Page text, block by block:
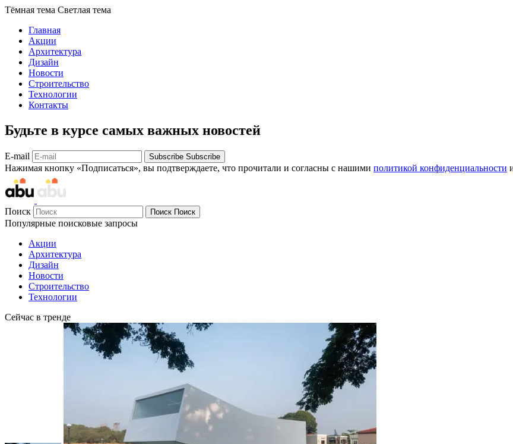
Тёмная тема Светлая тема
Главная
Акции
Архитектура
Дизайн
Новости
Строительство
Технологии
Контакты
Будьте в курсе самых важных новостей
E-mail Subscribe Subscribe
Нажимая кнопку «Подписаться», вы подтверждаете, что прочитали и согласны с нашими политикой конфиденциальности
Поиск Поиск Поиск
Популярные поисковые запросы
Акции
Архитектура
Дизайн
Новости
Строительство
Технологии
Сейчас в тренде